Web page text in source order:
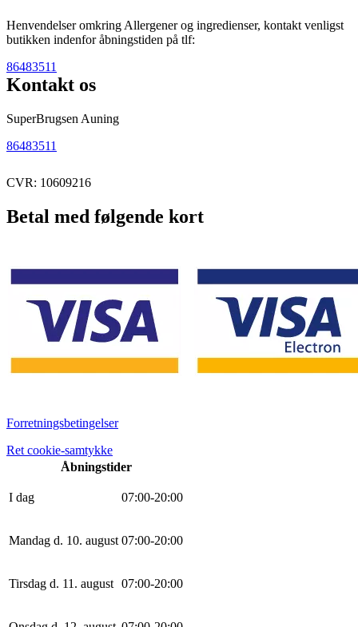
Henvendelser omkring Allergener og ingredienser, kontakt venligst
butikken indenfor åbningstiden på tlf:
86483511
Kontakt os
SuperBrugsen Auning
86483511
CVR: 10609216
Betal med følgende kort
Forretningsbetingelser
Ret cookie-samtykke
Åbningstider
I dag 07:00-20:00
Mandag d. 10. august 07:00-20:00
Tirsdag d. 11. august 07:00-20:00